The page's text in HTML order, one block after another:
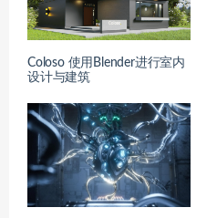
Coloso 使用Blender进行室内
设计与建筑